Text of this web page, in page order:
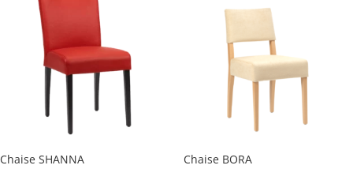
Chaise SHANNA Chaise BORA